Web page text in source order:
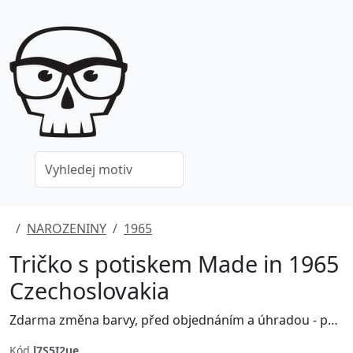
NAROZENINY 1965
Tričko s potiskem Made in 1965
Czechoslovakia
Zdarma změna barvy, před objednáním a úhradou - poptávejte na grafika@jinxshop.cz